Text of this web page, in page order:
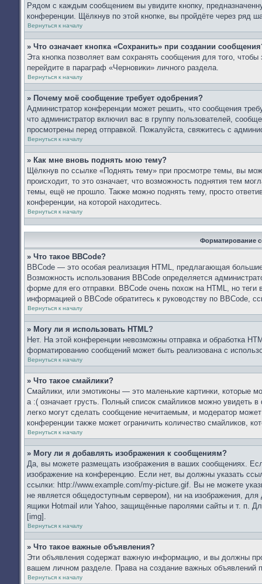
Рядом с каждым сообщением вы увидите кнопку,
конференции. Щёлкнув по этой кнопке, вы пройдёте через ряд
Вернуться к началу
» Что означает кнопка «Сохранить» при создании
Эта кнопка позволяет вам сохранять сообщения для того,
перейдите в параграф «Черновики» личного раздела.
Вернуться к началу
» Почему моё сообщение требует одобрения?
Администратор конференции может решить, что сообщения
что администратор включил вас в группу пользователей,
просмотрены перед отправкой. Пожалуйста, свяжитесь с
Вернуться к началу
» Как мне вновь поднять мою тему?
Щёлкнув по ссылке «Поднять тему» при просмотре темы, вы
происходит, то это означает, что возможность поднятия тем
темы, ещё не прошло. Также можно поднять тему, просто
конференции, на которой находитесь.
Вернуться к началу
Форматирование
» Что такое BBCode?
BBCode — это особая реализация HTML, предлагающая
Возможность использования BBCode определяется
форме для его отправки. BBCode очень похож на HTML, но
информацией о BBCode обратитесь к руководству по BBCode,
Вернуться к началу
» Могу ли я использовать HTML?
Нет. На этой конференции невозможны отправка и обработка
форматированию сообщений может быть реализована с
Вернуться к началу
» Что такое смайлики?
Смайлики, или эмотиконы — это маленькие картинки, которые
а :( означает грусть. Полный список смайликов можно увидеть
легко могут сделать сообщение нечитаемым, и модератор
конференции также может ограничить количество смайликов,
Вернуться к началу
» Могу ли я добавлять изображения к сообщениям?
Да, вы можете размещать изображения в ваших сообщениях.
изображение на конференцию. Если нет, вы должны указать
ссылки: http://www.example.com/my-picture.gif. Вы не можете
не является общедоступным сервером), ни на изображения,
ящики Hotmail или Yahoo, защищённые паролями сайты и т. п.
[img].
Вернуться к началу
» Что такое важные объявления?
Эти объявления содержат важную информацию, и вы должны
вашем личном разделе. Права на создание важных объявлений
Вернуться к началу